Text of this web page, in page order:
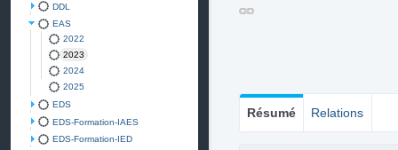
DDL
EAS
2022
2023
2024
2025
EDS
EDS-Formation-IAES
EDS-Formation-IED
Résumé Relations